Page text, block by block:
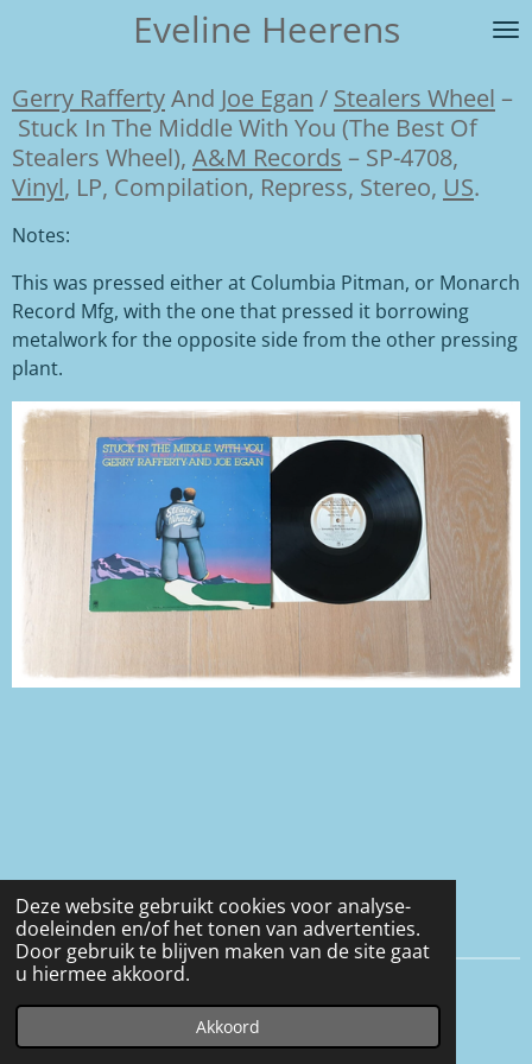
Deze website gebruikt cookies voor analyse-
doeleinden en/of het tonen van advertenties.
Door gebruik te blijven maken van de site gaat
u hiermee akkoord.
Akkoord
de
hoofdinhoud
Eveline Heerens
Gerry RaffertyAnd Joe Egan / Stealers Wheel –
Stuck In The Middle With You (The Best Of
Stealers Wheel), A&M Records – SP-4708,
Vinyl, LP, Compilation, Repress, Stereo, US.
Notes:
This was pressed either at Columbia Pitman, or Monarch
Record Mfg, with the one that pressed it borrowing
metalwork for the opposite side from the other pressing
plant.